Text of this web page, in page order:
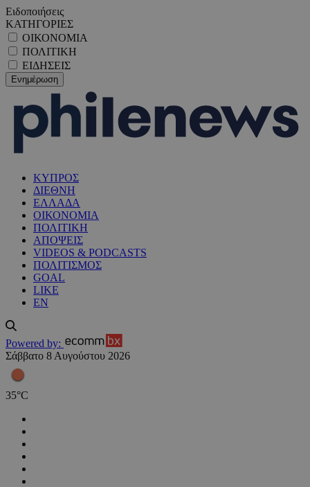
Ειδοποιήσεις
ΚΑΤΗΓΟΡΙΕΣ
ΟΙΚΟΝΟΜΙΑ
ΠΟΛΙΤΙΚΗ
ΕΙΔΗΣΕΙΣ
ΚΥΠΡΟΣ
ΔΙΕΘΝΗ
ΕΛΛΑΔΑ
ΟΙΚΟΝΟΜΙΑ
ΠΟΛΙΤΙΚΗ
ΑΠΟΨΕΙΣ
VIDEOS & PODCASTS
ΠΟΛΙΤΙΣΜΟΣ
GOAL
LIKE
EN
Powered by:
Σάββατο 8 Αυγούστου 2026
35°C